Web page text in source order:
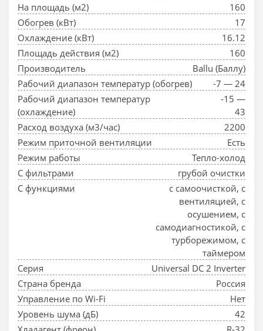
На площадь (м2)
160
Обогрев (кВт)
17
Охлаждение (кВт)
16.12
Площадь действия (м2)
160
Производитель
Ballu (Баллу)
Рабочий диапазон температур (обогрев)
-7 — 24
Рабочий диапазон температур
(охлаждение)
-15 —
43
Расход воздуха (м3/час)
2200
Режим приточной вентиляции
Есть
Режим работы
Тепло-холод
С фильтрами
грубой очистки
С функциями
с самоочисткой, с
вентиляцией, с
осушением, с
самодиагностикой, с
турборежимом, с
таймером
Серия
Universal DC 2 Inverter
Страна бренда
Россия
Управление по Wi-Fi
Нет
Уровень шума (дБ)
42